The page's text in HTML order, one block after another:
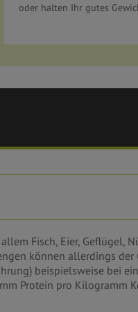
oder halten Ihr gutes
Fisch, Eier, Geflügel,
können allerdings der
beispielsweise bei
Protein pro Kilogramm